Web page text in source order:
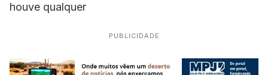
houve qualquer
PUBLICIDADE